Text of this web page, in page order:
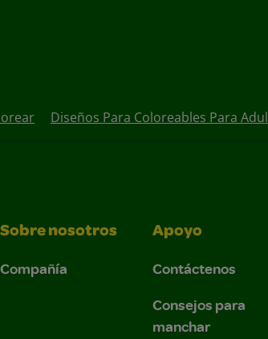
Diseños Para Coloreables Para
Sobre nosotros
Compañía
Apoyo
Contáctenos
Consejos para
manchar